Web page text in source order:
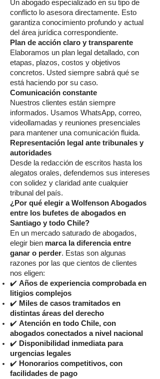
Un abogado especializado en su tipo de
conflicto lo asesora directamente. Esto
garantiza conocimiento profundo y actual
del área jurídica correspondiente.
Plan de acción claro y transparente
Elaboramos un plan legal detallado, con
etapas, plazos, costos y objetivos
concretos. Usted siempre sabrá qué se
está haciendo por su caso.
Comunicación constante
Nuestros clientes están siempre
informados. Usamos WhatsApp, correo,
videollamadas y reuniones presenciales
para mantener una comunicación fluida.
Representación legal ante tribunales y
autoridades
Desde la redacción de escritos hasta los
alegatos orales, defendemos sus intereses
con solidez y claridad ante cualquier
tribunal del país.
¿Por qué elegir a Wolfenson Abogados
entre los bufetes de abogados en
Santiago y todo Chile?
En un mercado saturado de abogados,
elegir bien marca la diferencia entre
ganar o perder. Estas son algunas
razones por las que cientos de clientes
nos eligen:
✔️ Años de experiencia comprobada en
litigios complejos
✔️ Miles de casos tramitados en
distintas áreas del derecho
✔️ Atención en todo Chile, con
abogados conectados a nivel nacional
✔️ Disponibilidad inmediata para
urgencias legales
✔️ Honorarios competitivos, con
facilidades de pago